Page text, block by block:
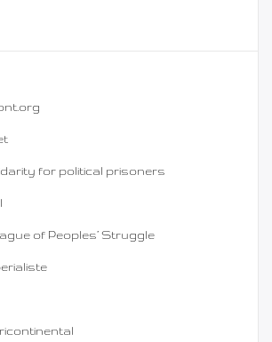
for political prisoners
of Peoples’ Struggle